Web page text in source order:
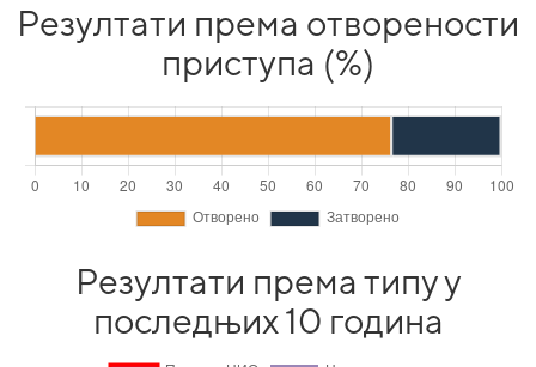
Резултати према отворености
приступа (%)
Резултати према типу у
последњих 10 година